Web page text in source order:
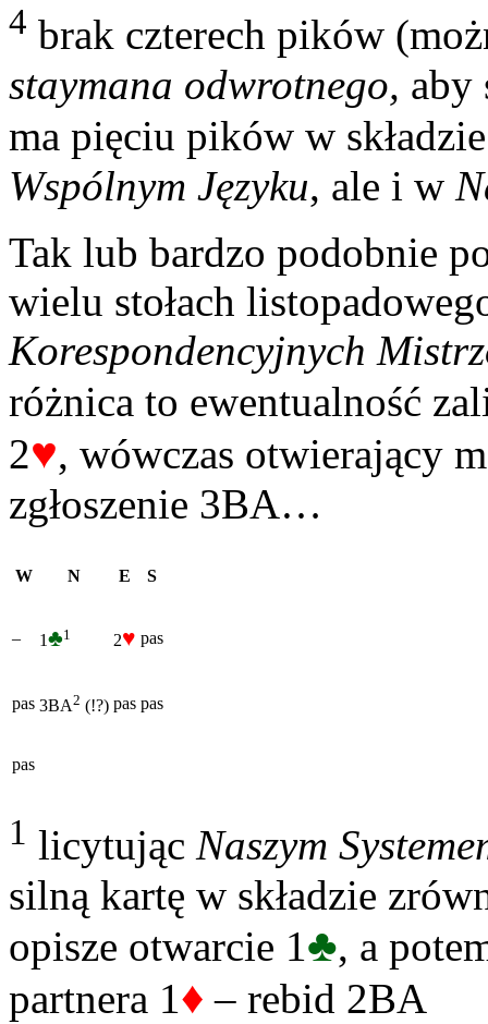
4 brak czterech pików
staymana odwrotnego, aby
ma pięciu pików w
Wspólnym Języku, ale i w
Tak lub bardzo podobnie
wielu stołach
Korespondencyjnych
różnica to ewentualność
2♥, wówczas otwierający
zgłoszenie 3BA…
W N E S
– 1♣1 2♥ pas
pas 3BA2 (!?) pas pas
pas
1 licytując Naszym
silną kartę w składzie
opisze otwarcie 1 ♣, a
partnera 1 ♦ – rebid 2BA